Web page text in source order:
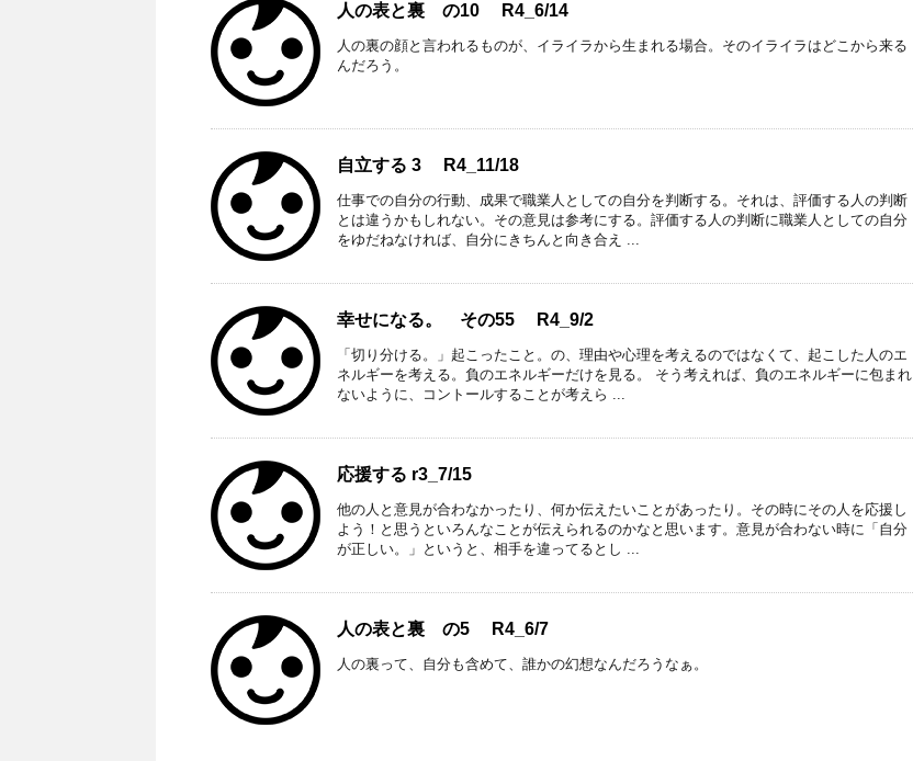
人の表と裏 の10 R4_6/14
人の裏の顔と言われるものが、イライラから生まれる場合。そのイライラはどこから来る
んだろう。
自立する 3 R4_11/18
仕事での自分の行動、成果で職業人としての自分を判断する。それは、評価する人の判断
とは違うかもしれない。その意見は参考にする。評価する人の判断に職業人としての自分
をゆだねなければ、自分にきちんと向き合え ...
幸せになる。 その55 R4_9/2
「切り分ける。」起こったこと。の、理由や心理を考えるのではなくて、起こした人のエ
ネルギーを考える。負のエネルギーだけを見る。 そう考えれば、負のエネルギーに包まれ
ないように、コントールすることが考えら ...
応援する r3_7/15
他の人と意見が合わなかったり、何か伝えたいことがあったり。その時にその人を応援し
よう！と思うといろんなことが伝えられるのかなと思います。意見が合わない時に「自分
が正しい。」というと、相手を違ってるとし ...
人の表と裏 の5 R4_6/7
人の裏って、自分も含めて、誰かの幻想なんだろうなぁ。